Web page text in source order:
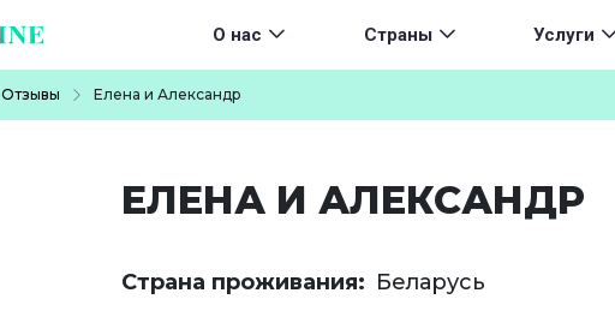
Main navigation
О нас Страны Услуги
Отзывы Елена и Александр
ЕЛЕНА И АЛЕКСАНДР
Страна проживания Беларусь